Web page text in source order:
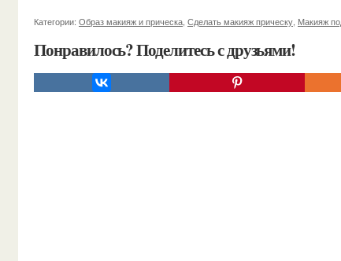
Категории: Образ макияж и прическа Сделать макияж прическу Макияж
Понравилось? Поделитесь с друзьями!